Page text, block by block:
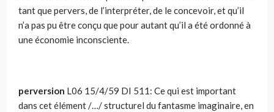
tant que pervers, de l’interpréter, de le concevoir, et qu’il
n’a pas pu être conçu que pour autant qu’il a été ordonné à
une économie inconsciente.
perversion L06 15/4/59 DI 511: Ce qui est important
dans cet élément /…/ structurel du fantasme imaginaire, en